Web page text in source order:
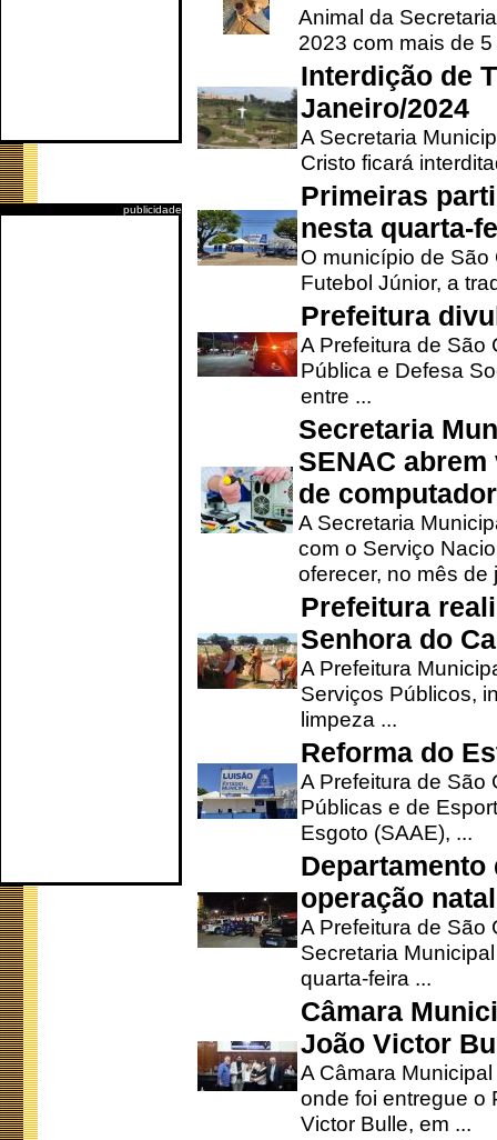
publicidade
Animal da
2023 com mais de 5
Interdição de
Janeiro/2024
A Secretaria
Cristo ficará
Primeiras
nesta quarta-
O município de
Futebol Júnior, a
Prefeitura
A Prefeitura de São
Pública e Defesa
entre ...
Secretaria
SENAC
de
A Secretaria
com o Serviço
oferecer, no mês de
Prefeitura
Senhora do
A Prefeitura
Serviços Públicos,
limpeza ...
Reforma do
A Prefeitura de São
Públicas e de
Esgoto (SAAE), ...
operação
A Prefeitura de São
Secretaria
quarta-feira ...
Câmara
João Victor
A Câmara
onde foi entregue o
Victor Bulle, em ...